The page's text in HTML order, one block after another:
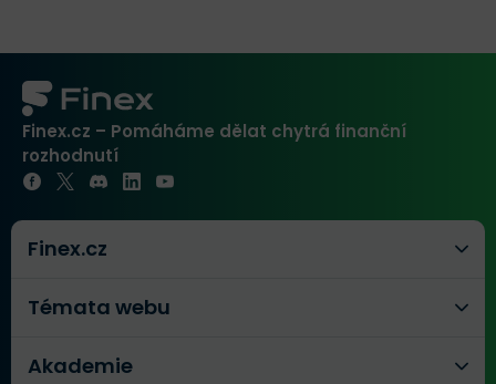
Finex.cz – Pomáháme dělat chytrá finanční
rozhodnutí
Finex.cz
Témata webu
Akademie